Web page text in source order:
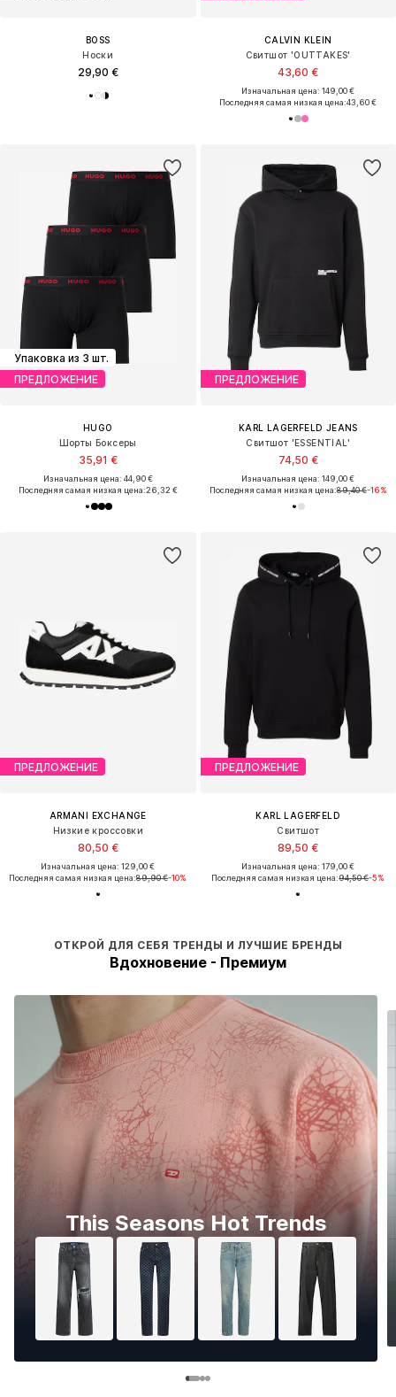
BOSS
Носки
29,90 €
CALVIN KLEIN
Свитшот 'OUTTAKES'
43,60 €
Изначальная цена: 149,00 €
Последняя самая низкая цена:43,60 €
Упаковка из 3 шт.
ПРЕДЛОЖЕНИЕ
HUGO
Шорты Боксеры
35,91 €
Изначальная цена: 44,90 €
Последняя самая низкая цена:26,32 €
ПРЕДЛОЖЕНИЕ
KARL LAGERFELD JEANS
Свитшот 'ESSENTIAL'
74,50 €
Изначальная цена: 149,00 €
Последняя самая низкая цена:89,40 €-16%
ПРЕДЛОЖЕНИЕ
ARMANI EXCHANGE
Низкие кроссовки
80,50 €
Изначальная цена: 129,00 €
Последняя самая низкая цена:89,90 €-10%
ПРЕДЛОЖЕНИЕ
KARL LAGERFELD
Свитшот
89,50 €
Изначальная цена: 179,00 €
Последняя самая низкая цена:94,50 €-5%
ОТКРОЙ ДЛЯ СЕБЯ ТРЕНДЫ И ЛУЧШИЕ БРЕНДЫ
Вдохновение - Премиум
This Seasons Hot Trends